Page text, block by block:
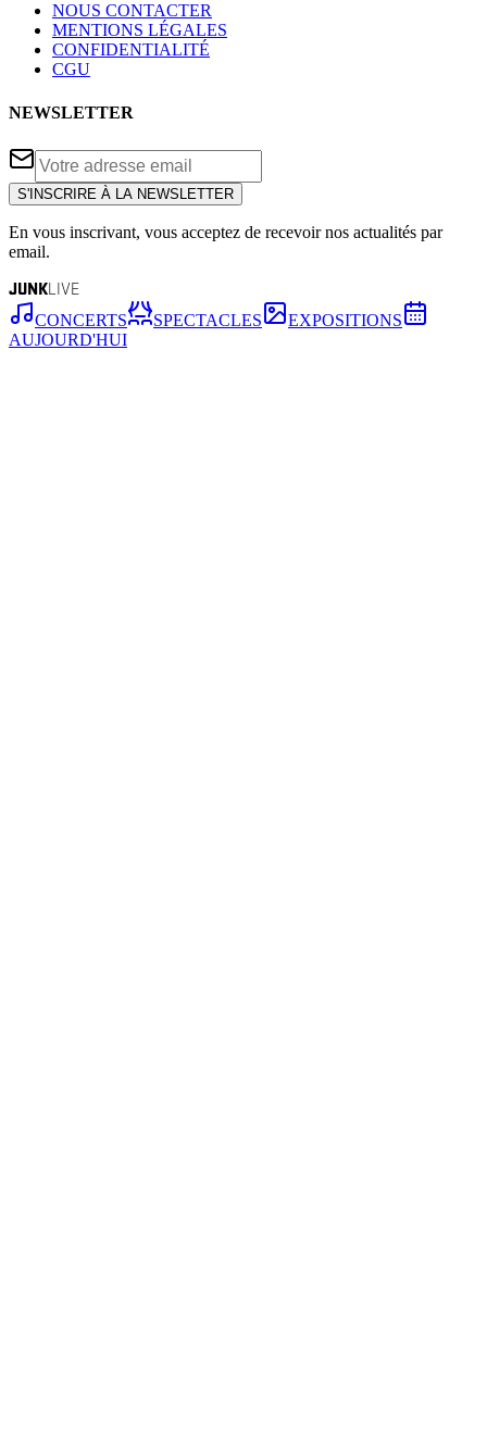
NOUS CONTACTER
MENTIONS LÉGALES
CONFIDENTIALITÉ
CGU
NEWSLETTER
S'INSCRIRE À LA NEWSLETTER
En vous inscrivant, vous acceptez de recevoir nos actualités par
email.
JUNKLIVE
CONCERTS SPECTACLES
EXPOSITIONS
AUJOURD'HUI